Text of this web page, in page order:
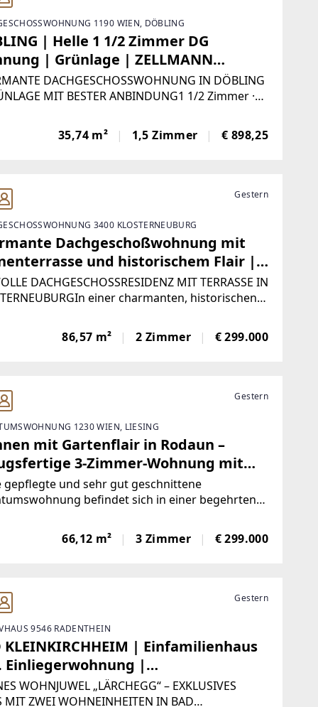
1190 WIEN, DÖBLING
| Helle 1 1/2 Zimmer DG
| Grünlage | ZELLMANN
DACHGESCHOSSWOHNUNG IN DÖBLING
MIT BESTER ANBINDUNG1 1/2 Zimmer ·
des 19. Wiener Gemeindebezirks präsentiert sich
charmante Dachgeschosswohnung als attraktive
35,74 m² 1,5 Zimmer € 898,25
Gestern
3400 KLOSTERNEUBURG
Dachgeschoßwohnung mit
und historischem Flair |
IMMOBILIEN
DACHGESCHOSSRESIDENZ MIT TERRASSE IN
einer charmanten, historischen
diese außergewöhnliche Dachgeschoßwohnung
Rückzugsort mit besonderem
86,57 m² 2 Zimmer € 299.000
Gestern
1230 WIEN, LIESING
mit Gartenflair in Rodaun –
3-Zimmer-Wohnung mit
Gemeinschaftsgarten |
IMMOBILIEN
gepflegte und sehr gut geschnittene
befindet sich in einer begehrten
Wohnen mit einem außergewöhnlich schönen
Der ca. 300 m² große
66,12 m² 3 Zimmer € 299.000
Gestern
9546 RADENTHEIN
KLEINKIRCHHEIM | Einfamilienhaus
Einliegerwohnung |
| ZELLMANN
WOHNJUWEL „LÄRCHEGG“ – EXKLUSIVES
MIT ZWEI WOHNEINHEITEN IN BAD